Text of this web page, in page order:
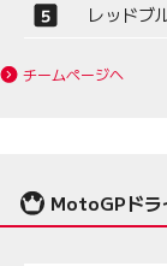
レッドブ
チームページへ
MotoGPドラ